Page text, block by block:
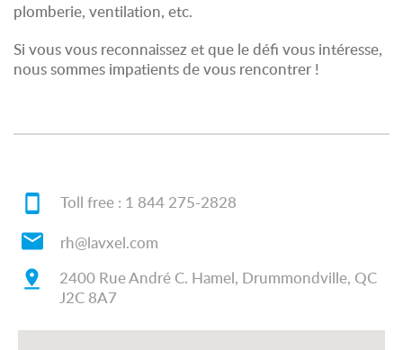
plomberie, ventilation, etc.
Si vous vous reconnaissez et que le défi vous intéresse,
nous sommes impatients de vous rencontrer !
Toll free : 1 844 275-2828
rh@lavxel.com
2400 Rue André C. Hamel, Drummondville, QC
J2C 8A7